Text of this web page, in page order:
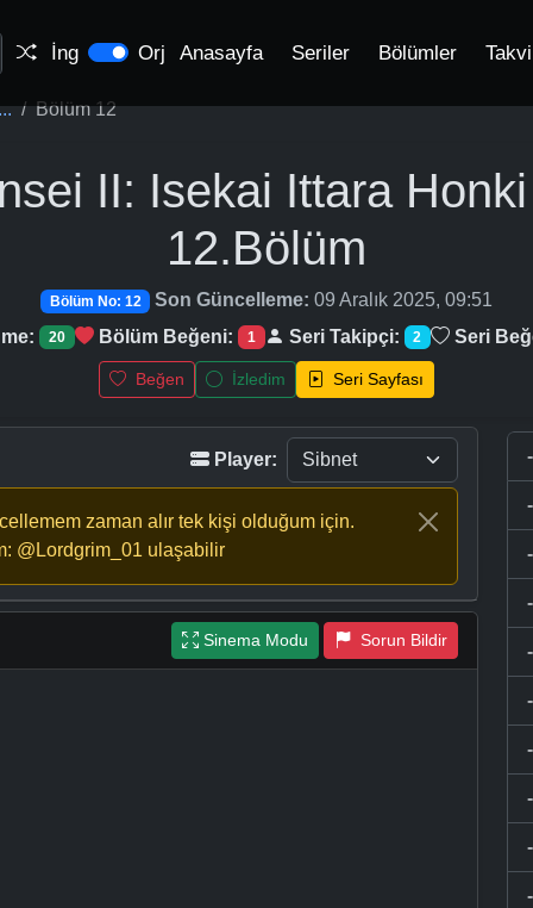
İng Orj Anasayfa Seriler Bölümler
Bölüm 12
II: Isekai Ittara
12.Bölüm
Bölüm No: 12 Son Güncelleme: 09 Aralık 2025, 09:51
20 Bölüm Beğeni: 1 Seri Takipçi: 2 Seri
Beğen İzledim Seri Sayfası
Player:
zaman alır tek kişi olduğum için.
@Lordgrim_01 ulaşabilir
Sinema Modu Sorun Bildir